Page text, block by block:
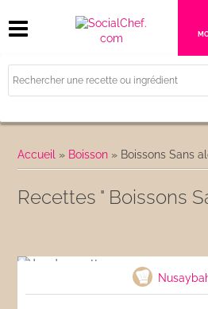
Accueil » Boisson » Boissons Sans
Recettes " Boissons